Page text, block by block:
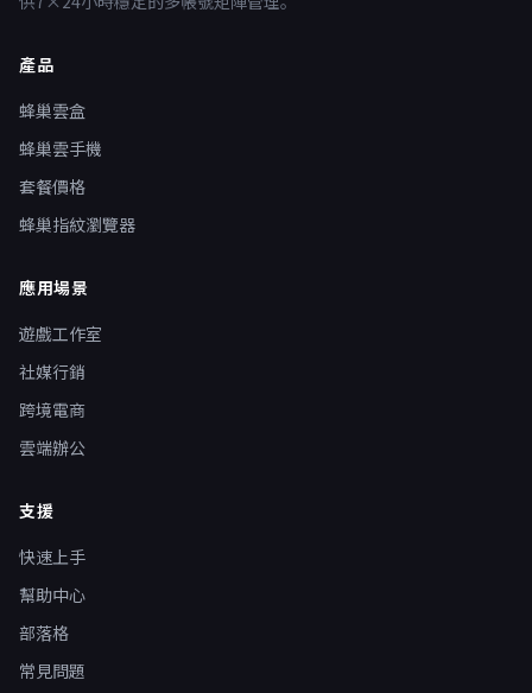
產品
蜂巢雲盒
蜂巢雲手機
套餐價格
蜂巢指紋瀏覽器
應用場景
遊戲工作室
社媒行銷
跨境電商
雲端辦公
支援
快速上手
幫助中心
部落格
常見問題